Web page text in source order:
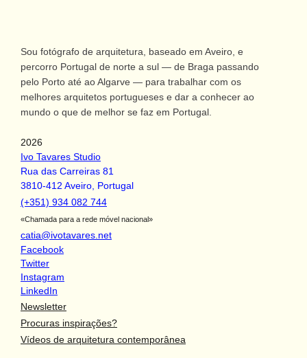
Sou fotógrafo de arquitetura, baseado em Aveiro, e
percorro Portugal de norte a sul — de Braga passando
pelo Porto até ao Algarve — para trabalhar com os
melhores arquitetos portugueses e dar a conhecer ao
mundo o que de melhor se faz em Portugal.
2026
Ivo Tavares Studio
Rua das Carreiras 81
3810-412 Aveiro, Portugal
(+351) 934 082 744
«Chamada para a rede móvel nacional»
catia@ivotavares.net
Facebook
Twitter
Instagram
LinkedIn
Newsletter
Procuras inspirações?
Vídeos de arquitetura contemporânea